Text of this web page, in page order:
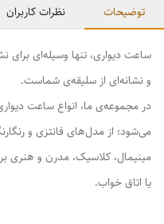
توضیحات نظرات کاربران
ساعت دیواری، تنها وسیله‌ای
و نشانه‌ای از سلیقه‌ی شماست.
در مجموعه‌ی ما، انواع ساعت
می‌شود؛ از مدل‌های فانتزی و
مینیمال، کلاسیک، مدرن و هنری
یا اتاق خواب.